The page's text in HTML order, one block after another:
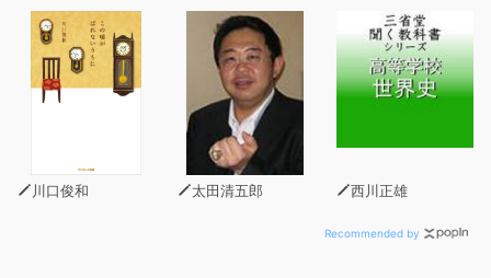
川口俊和 太田清五郎 西川正雄
Recommended by